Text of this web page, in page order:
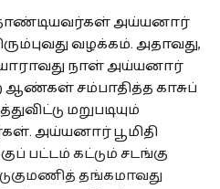
அய்யனார்
வழக்கம். அதாவது,
நாள் அய்யனார்
ஆண்கள் சம்பாதித்த காசுப்
மறுபடியும்
அய்யனார் பூமிதி
பட்டம் கட்டும் சடங்கு
தங்கமாவது